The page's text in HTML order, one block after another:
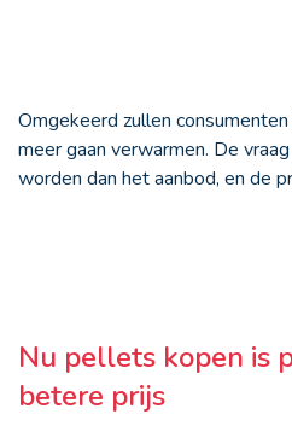
Omgekeerd zullen
meer gaan verwarmen. De
worden dan het aanbod, en de
Nu pellets kopen is
betere prijs